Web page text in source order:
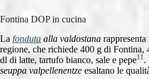
Fontina DOP in cucina
La fonduta alla valdostana
regione, che richiede 400 g di
dl di latte, tartufo bianco, sale e pepe11 .
seuppa valpellenentze esaltano le